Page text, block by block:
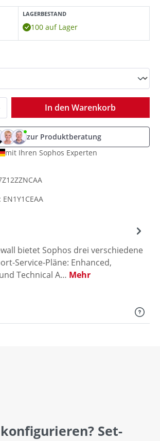
LAGERBESTAND
100 auf Lager
Gib den gewünschten
In den Warenkorb
zur Produktberatung
mit Ihren Sophos Experten
EN1Y1CEAA
bietet Sophos drei verschiedene
Service-Pläne: Enhanced,
Technical A… Mehr
Set-